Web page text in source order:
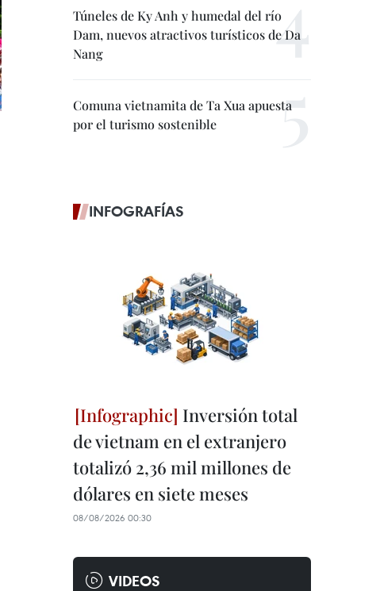
Túneles de Ky Anh y humedal del río
Dam, nuevos atractivos turísticos de Da
Nang
Comuna vietnamita de Ta Xua apuesta
por el turismo sostenible
INFOGRAFÍAS
Inversión total
de vietnam en el extranjero
totalizó 2,36 mil millones de
dólares en siete meses
08/08/2026 00:30
VIDEOS